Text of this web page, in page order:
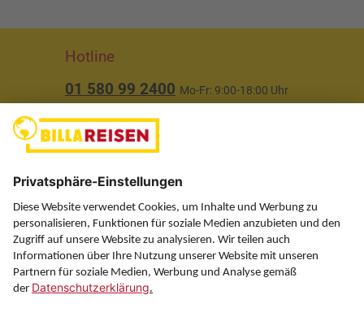
Hotline
01 580 99 2400 Mo-Fr: 9:00-18:00 Uhr
Über uns
Service
Information
Folgen Sie uns auf